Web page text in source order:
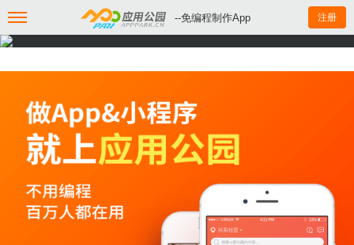
--免编程制作App 注册